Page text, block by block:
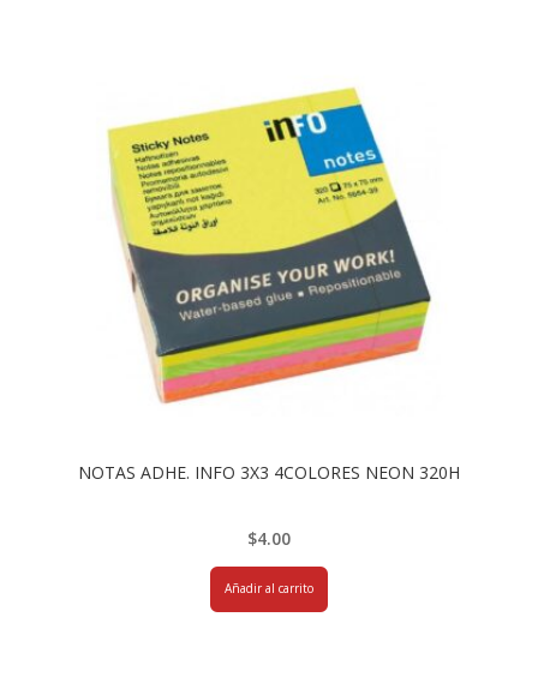
NOTAS ADHE. INFO 3X3 4COLORES NEON 320H
$4.00
Añadir al carrito